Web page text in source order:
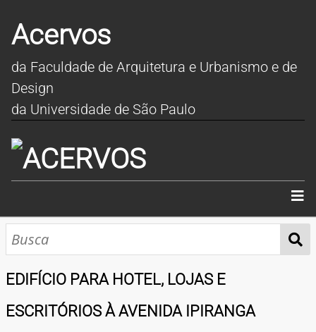
Acervos
da Faculdade de Arquitetura e Urbanismo e de
Design
da Universidade de São Paulo
INÍCIO
SOBRE
COLEÇÕES
EDIFÍCIO PARA HOTEL, LOJAS E
ESCRITÓRIOS À AVENIDA IPIRANGA